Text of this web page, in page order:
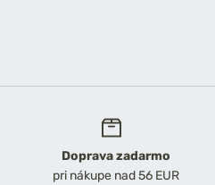
Doprava zadarmo
pri nákupe nad 56 EUR